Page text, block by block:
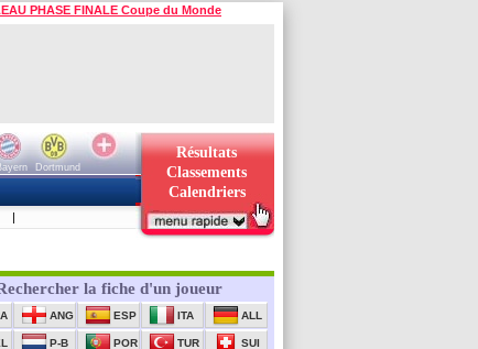
PHASE FINALE Coupe du Monde
Dortmund
Résultats
Classements
Calendriers
|